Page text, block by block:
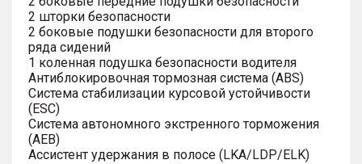
2 шторки безопасности
2 боковые подушки безопасности для второго
ряда сидений
1 коленная подушка безопасности водителя
Антиблокировочная тормозная система (ABS)
Система стабилизации курсовой устойчивости
(ESC)
Система автономного экстренного торможения
(AEB)
Ассистент удержания в полосе (LKA/LDP/ELK)